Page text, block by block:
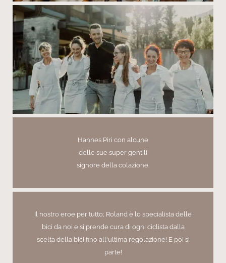
Hannes Piri con alcune
delle sue super gentili
signore della colazione.
Il nostro eroe per tutto; Roland è lo specialista delle
bici da noi e si prende cura di ogni ciclista dalla
scelta della bici fino all'ultima regolazione! E poi si
parte!